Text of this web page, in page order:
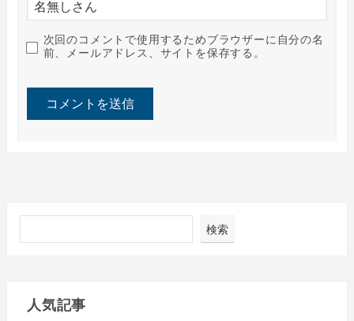
次回のコメントで使用するためブラウザーに自分の名
前、メールアドレス、サイトを保存する。
検索
人気記事